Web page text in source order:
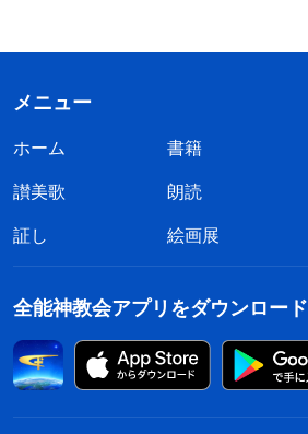
メニュー
ホーム 書籍
讃美歌
朗読
証し
絵画展
全能神教会アプリをダウンロード